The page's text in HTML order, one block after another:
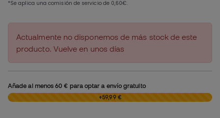
Actualmente no disponemos de más stock de este
producto. Vuelve en unos días
Añade al menos60 € para optar a envío gratuito
0,00 € +59,99 €